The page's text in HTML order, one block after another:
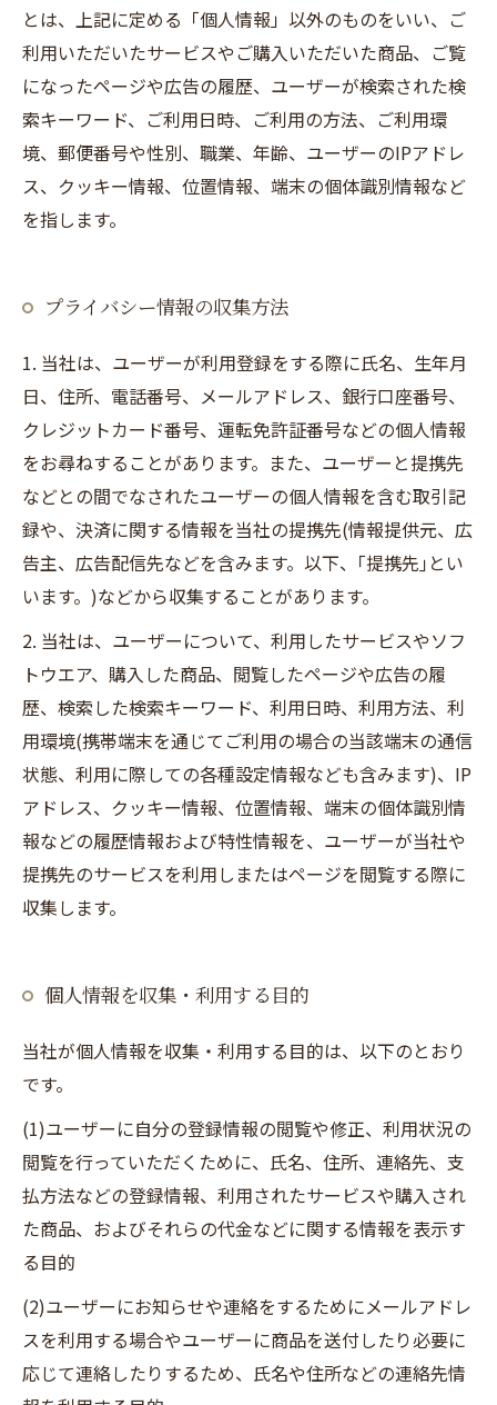
とは、上記に定める「個人情報」以外のものをいい、ご
利用いただいたサービスやご購入いただいた商品、ご覧
になったページや広告の履歴、ユーザーが検索された検
索キーワード、ご利用日時、ご利用の方法、ご利用環
境、郵便番号や性別、職業、年齢、ユーザーのIPアドレ
ス、クッキー情報、位置情報、端末の個体識別情報など
を指します。
プライバシー情報の収集方法
1. 当社は、ユーザーが利用登録をする際に氏名、生年月
日、住所、電話番号、メールアドレス、銀行口座番号、
クレジットカード番号、運転免許証番号などの個人情報
をお尋ねすることがあります。また、ユーザーと提携先
などとの間でなされたユーザーの個人情報を含む取引記
録や、決済に関する情報を当社の提携先(情報提供元、広
告主、広告配信先などを含みます。以下、｢提携先｣とい
います。)などから収集することがあります。
2. 当社は、ユーザーについて、利用したサービスやソフ
トウエア、購入した商品、閲覧したページや広告の履
歴、検索した検索キーワード、利用日時、利用方法、利
用環境(携帯端末を通じてご利用の場合の当該端末の通信
状態、利用に際しての各種設定情報なども含みます)、IP
アドレス、クッキー情報、位置情報、端末の個体識別情
報などの履歴情報および特性情報を、ユーザーが当社や
提携先のサービスを利用しまたはページを閲覧する際に
収集します。
個人情報を収集・利用する目的
当社が個人情報を収集・利用する目的は、以下のとおり
です。
(1)ユーザーに自分の登録情報の閲覧や修正、利用状況の
閲覧を行っていただくために、氏名、住所、連絡先、支
払方法などの登録情報、利用されたサービスや購入され
た商品、およびそれらの代金などに関する情報を表示す
る目的
(2)ユーザーにお知らせや連絡をするためにメールアドレ
スを利用する場合やユーザーに商品を送付したり必要に
応じて連絡したりするため、氏名や住所などの連絡先情